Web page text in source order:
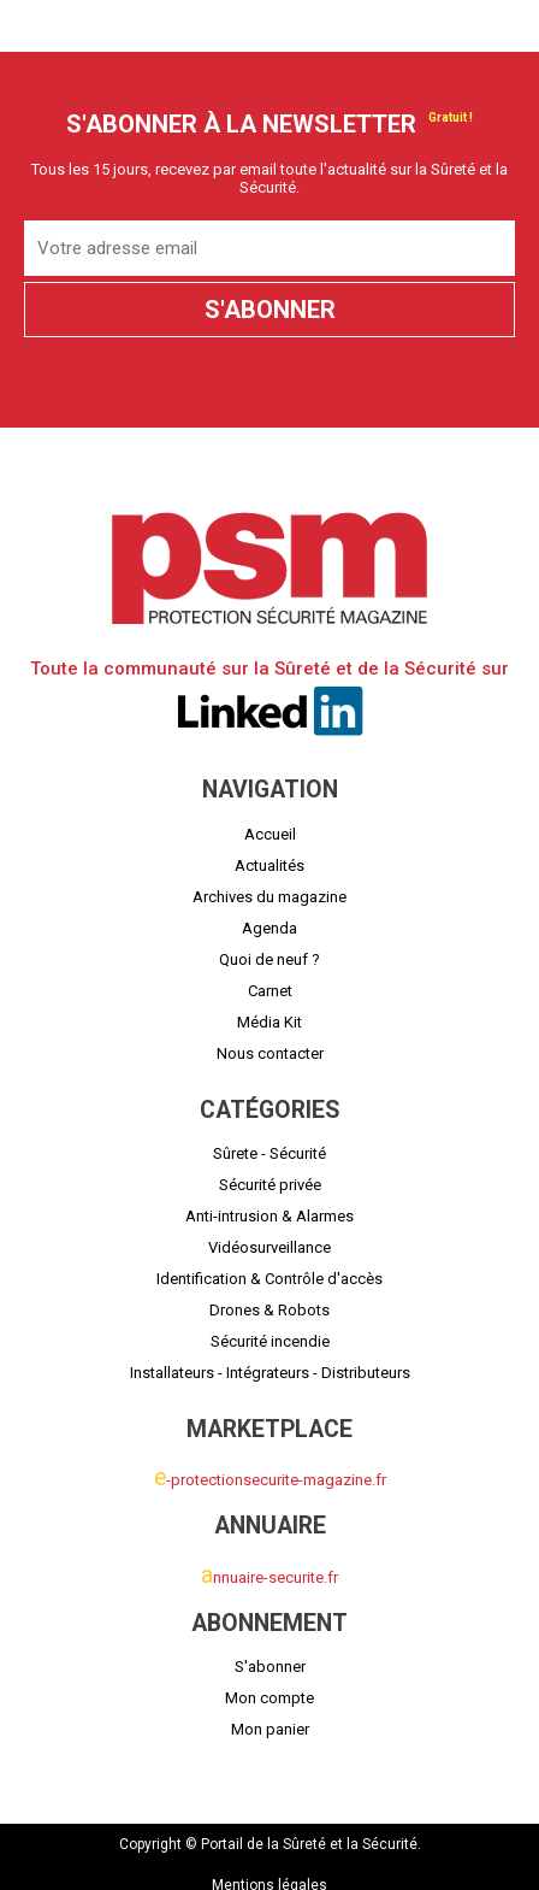
S'ABONNER À LA NEWSLETTER
Tous les 15 jours, recevez par email toute l'actualité sur la Sûreté et la
Sécurité.
Toute la communauté sur la Sûreté et de la Sécurité sur
NAVIGATION
Accueil
Actualités
Archives du magazine
Agenda
Quoi de neuf ?
Carnet
Média Kit
Nous contacter
CATÉGORIES
Sûrete - Sécurité
Sécurité privée
Anti-intrusion & Alarmes
Vidéosurveillance
Identification & Contrôle d'accès
Drones & Robots
Sécurité incendie
Installateurs - Intégrateurs - Distributeurs
MARKETPLACE
e-protectionsecurite-magazine.fr
ANNUAIRE
annuaire-securite.fr
ABONNEMENT
S'abonner
Mon compte
Mon panier
Copyright © Portail de la Sûreté et la Sécurité.
Mentions légales